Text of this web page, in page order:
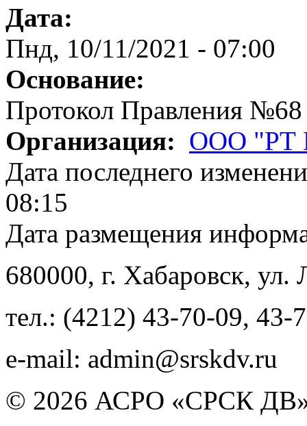
Дата:
Пнд, 10/11/2021 - 07:00
Основание:
Протокол Правления №68
Организация: ООО
Дата последнего
08:15
Дата размещения
680000, г. Хабаровск, ул.
тел.: (4212) 43-70-09, 43-
e-mail: admin@srskdv.ru
© 2026 АСРО «СРСК